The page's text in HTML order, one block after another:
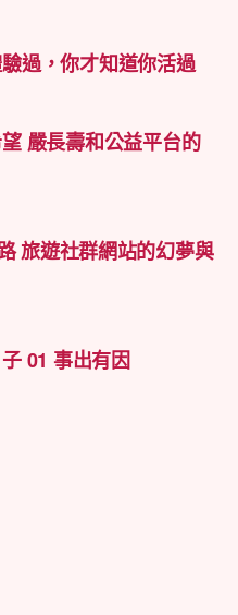
過，你才知道你活過
嚴長壽和公益平台的
旅遊社群網站的幻夢與
01 事出有因